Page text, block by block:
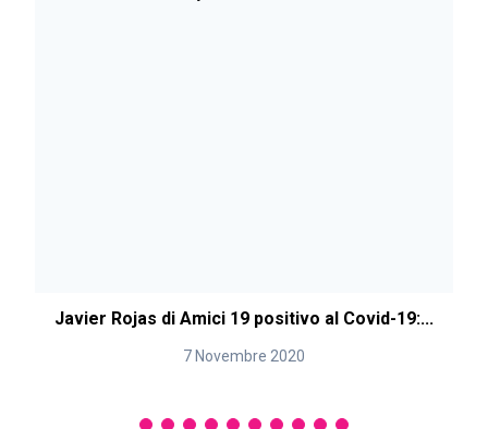
Javier Rojas di Amici 19 positivo al Covid-19:...
7 Novembre 2020